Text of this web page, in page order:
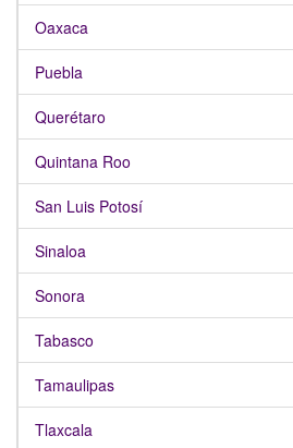
Oaxaca
Puebla
Querétaro
Quintana Roo
San Luis Potosí
Sinaloa
Sonora
Tabasco
Tamaulipas
Tlaxcala